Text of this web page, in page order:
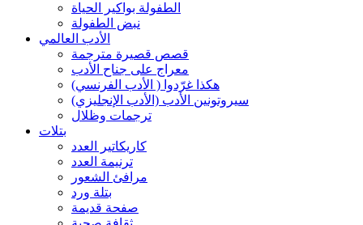
الطفولة بواكير الحياة
نبض الطفولة
الأدب العالمي
قصص قصيرة مترجمة
معراج على جناح الأدب
هكذا غرّدوا ( الأدب الفرنسي)
سيروتونين الأدب (الأدب الإنجليزي)
ترجمات وظلال
بتلات
كاريكاتير العدد
ترنيمة العدد
مرافئ الشعور
بتلة ورد
صفحة قديمة